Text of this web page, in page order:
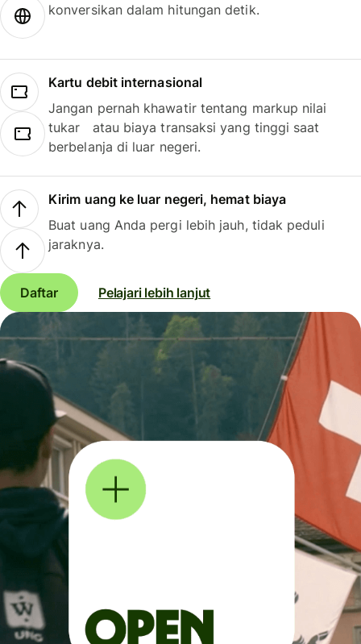
konversikan dalam hitungan detik.
Kartu debit internasional
Jangan pernah khawatir tentang markup nilai
tukar atau biaya transaksi yang tinggi saat
berbelanja di luar negeri.
Kirim uang ke luar negeri, hemat biaya
Buat uang Anda pergi lebih jauh, tidak peduli
jaraknya.
Daftar Pelajari lebih lanjut